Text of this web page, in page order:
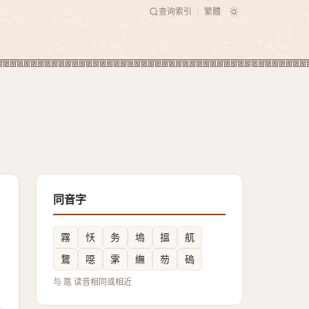
查询索引 繁體
同音字
霧 㤇 务 塢 搵
䑢
䳱
噁 雺 䌗 芴 䃖
与 卼 读音相同或相近